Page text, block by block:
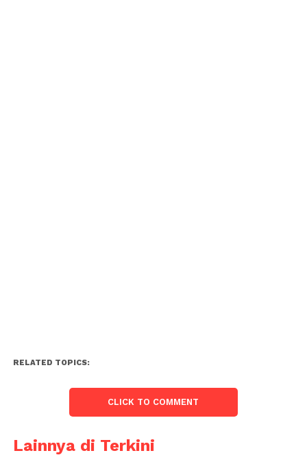
RELATED TOPICS:
CLICK TO COMMENT
Lainnya di Terkini